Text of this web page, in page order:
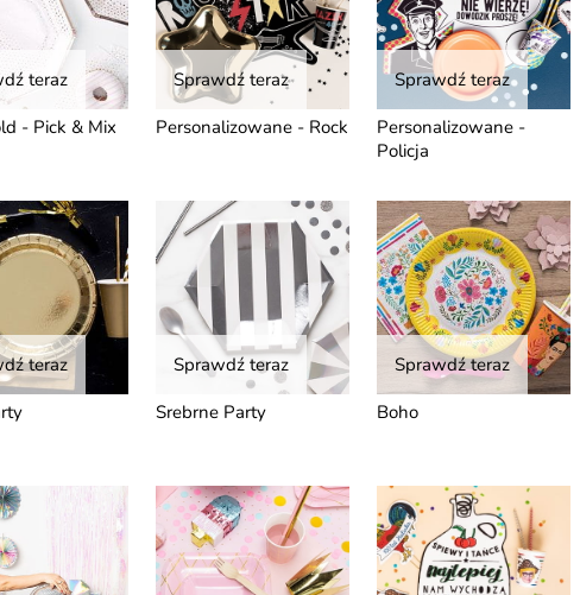
teraz
- Pick & Mix
Sprawdź teraz
Personalizowane - Rock
Sprawdź teraz
Personalizowane -
Policja
teraz
Sprawdź teraz
Srebrne Party
Sprawdź teraz
Boho